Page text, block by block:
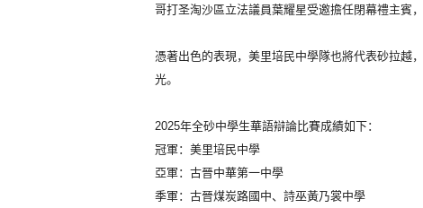
哥打圣淘沙區立法議員葉耀星受邀擔任閉幕禮主賓，
憑著出色的表現，美里培民中學隊也將代表砂拉越，
光。
2025年全砂中學生華語辯論比賽成績如下：
冠軍：美里培民中學
亞軍：古晉中華第一中學
季軍：古晉煤炭路國中、詩巫黃乃裳中學